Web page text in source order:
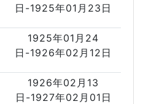
日-1925年01月23日
1925年01月24
日-1926年02月12日
1926年02月13
日-1927年02月01日